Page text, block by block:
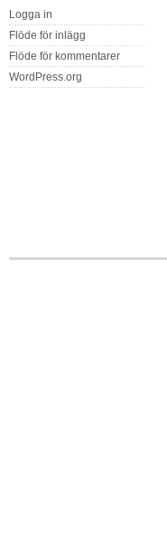
Logga in
Flöde för inlägg
Flöde för kommentarer
WordPress.org